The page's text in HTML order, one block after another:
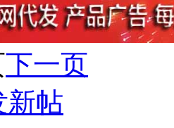
下一页
新帖